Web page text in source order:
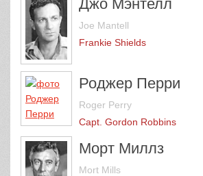
Джо Мэнтелл
Joe Mantell
Frankie Shields
Роджер Перри
Roger Perry
Capt. Gordon Robbins
Морт Миллз
Mort Mills